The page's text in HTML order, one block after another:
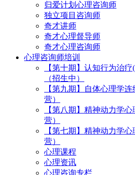
归爱计划心理咨询师
独立项目咨询师
奇才讲师
奇才心理督导师
奇才心理咨询师
心理咨询师培训
【第十期】认知行为治
（招生中）
【第九期】自体心理学
营）
【第八期】精神动力学
营）
【第七期】精神动力学
营）
心理课程
心理资讯
心理咨询专栏